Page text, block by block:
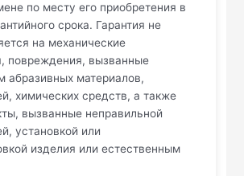
по месту его приобретения в
срока. Гарантия не
на механические
повреждения, вызванные
абразивных материалов,
химических средств, а также
вызванные неправильной
установкой или
изделия или естественным